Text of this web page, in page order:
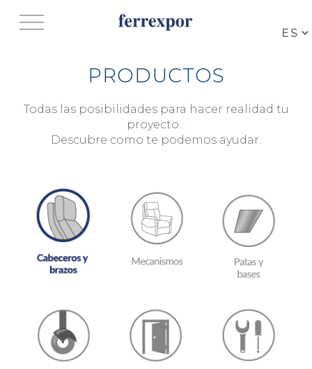
PRODUCTOS
Todas las posibilidades para hacer realidad tu
proyecto...
Descubre como te podemos ayudar.